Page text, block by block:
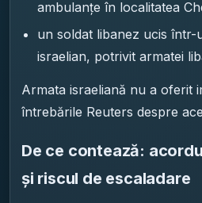
ambulanțe în localitatea
un soldat libanez ucis într-
israelian, potrivit armatei
Armata israeliană nu a oferit
întrebările Reuters despre
De ce contează:
și riscul de escaladare